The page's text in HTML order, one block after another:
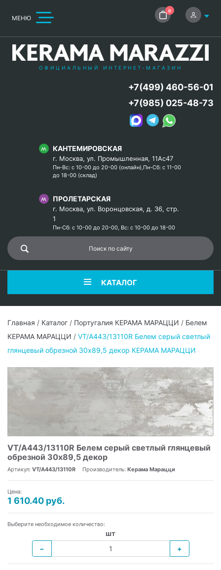
МЕНЮ
0
ОФИЦИАЛЬНЫЙ ИНТЕРНЕТ-МАГАЗИН
КАНТЕМИРОВСКАЯ
г. Москва, ул. Промышленная, 11Ас47
Пн-Вс: с 10-00 до 20-00 (онлайн),Пн-Сб: с 11-00
до 18-00 (склад)
ПРОЛЕТАРСКАЯ
г. Москва, ул. Воронцовская, д. 36, стр.
1
Пн-Сб: с 10-00 до 20-00, Вс: с 10-00 до 18-00
+7(499) 460-56-01
+7(985) 025-48-73
КАТАЛОГ
Главная / Каталог / Португалия КЕРАМА МАРАЦЦИ / Белем
КЕРАМА МАРАЦЦИ / VT/A443/13110R Белем серый светлый
глянцевый обрезной 30х89,5 декор КЕРАМА МАРАЦЦИ
VT/A443/13110R Белем серый светлый глянцевый
обрезной 30х89,5 декор
Артикул: VT/A443/13110R Производитель: Керама Марацци
Цена:
1 610.40 руб.
Выберите необходимое количество:
шт
−
+